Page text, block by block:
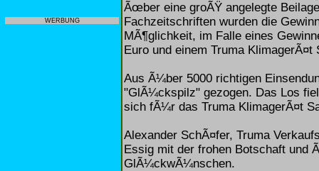
WERBUNG
Ãœber eine groÃŸ angelegte
Fachzeitschriften wurden die
MÃ¶glichkeit, im Falle eines
Euro und einem Truma
Aus Ã¼ber 5000 richtigen
"GlÃ¼ckspilz" gezogen. Das Los
sich fÃ¼r das Truma KlimagerÃ¤t
Alexander SchÃ¤fer, Truma
Essig mit der frohen Botschaft und
GlÃ¼ckwÃ¼nschen.